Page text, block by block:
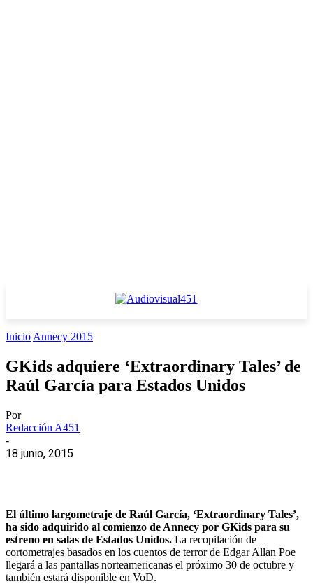
Inicio Annecy 2015
GKids adquiere ‘Extraordinary Tales’ de
Raúl García para Estados Unidos
Por
Redacción A451
-
18 junio, 2015
El último largometraje de Raúl García, ‘Extraordinary Tales’,
ha sido adquirido al comienzo de Annecy por GKids para su
estreno en salas de Estados Unidos. La recopilación de
cortometrajes basados en los cuentos de terror de Edgar Allan Poe
llegará a las pantallas norteamericanas el próximo 30 de octubre y
también estará disponible en VoD.